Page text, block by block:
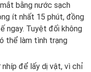
bằng nước sạch
ít nhất 15 phút, đồng
ngay. Tuyệt đối không
thể làm tình trạng
nhíp để lấy dị vật, vì chỉ